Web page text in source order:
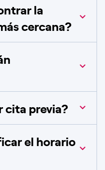
la
cercana?
cita previa?
el horario